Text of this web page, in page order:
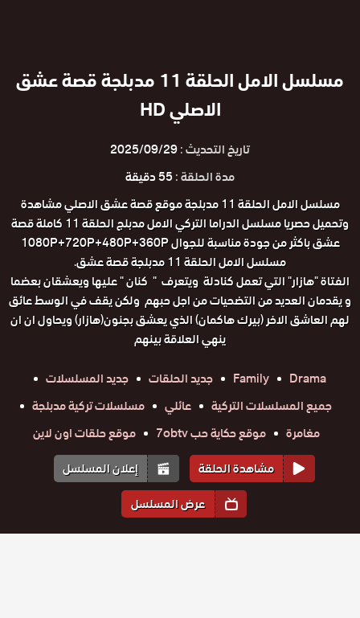
مسلسل الامل الحلقة 11 مدبلجة قصة عشق
الاصلي HD
تاريخ التحديث :2025/09/29
مدة الحلقة :55 دقيقة
مسلسل الامل الحلقة 11 مدبلجة موقع قصة عشق الاصلي مشاهدة
وتحميل حصريا مسلسل الدراما التركي الامل مدبلج الحلقة 11 كاملة قصة
عشق باكثر من جودة مناسبة للجوال 1080P+720P+480P+360P
مسلسل الامل الحلقة 11 مدبلجة قصة عشق.
الفتاة "هازار" التي تعمل كنادلة ويتعرف " كنان " عليها ويعشقان بعضما
و يقدمان العديد من التضحيات من اجل حبهم ولكن يقف في الوسط عائق
لهم العاشق الاخر (بيرك هاكمان) الذي يعشق بجنون(هازار) ويحاول ان ان
ينهي العلاقة بينهم
Drama
Family جديد الحلقات
جديد المسلسلات
جميع المسلسلات التركية
عائلي
مسلسلات تركية مدبلجة
مغامرة
موقع حكاية حب 7obtv
موقع حلقات اون لاين
مشاهدة الحلقة
إعلان المسلسل
عرض المسلسل